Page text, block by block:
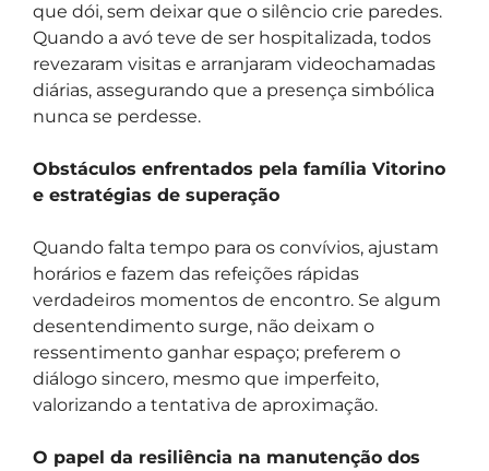
que dói, sem deixar que o silêncio crie paredes.
Quando a avó teve de ser hospitalizada, todos
revezaram visitas e arranjaram videochamadas
diárias, assegurando que a presença simbólica
nunca se perdesse.
Obstáculos enfrentados pela família Vitorino
e estratégias de superação
Quando falta tempo para os convívios, ajustam
horários e fazem das refeições rápidas
verdadeiros momentos de encontro. Se algum
desentendimento surge, não deixam o
ressentimento ganhar espaço; preferem o
diálogo sincero, mesmo que imperfeito,
valorizando a tentativa de aproximação.
O papel da resiliência na manutenção dos